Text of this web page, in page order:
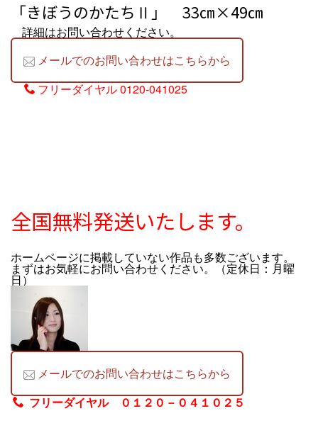
「きぼうのかたちⅡ」 33㎝×49㎝
詳細はお問い合わせください。
メールでのお問い合わせはこちらから
フリーダイヤル0120-041025
全国無料発送いたします。
ホームページに掲載していない作品も多数ございます。
まずはお気軽にお問い合わせください。（定休日：月曜
日）
メールでのお問い合わせはこちらから
フリーダイヤル ０１２０－０４１０２５